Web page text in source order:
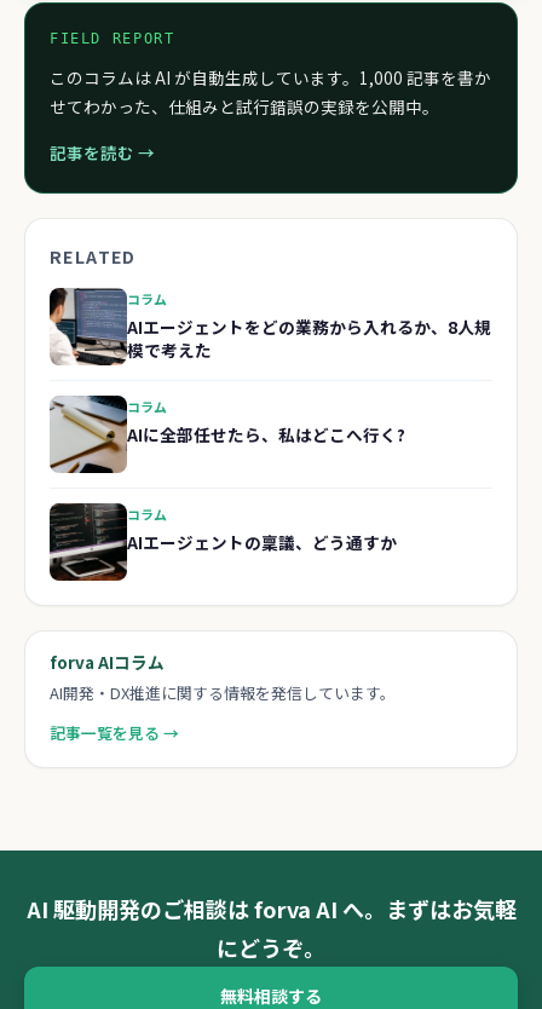
FIELD REPORT
このコラムは AI が自動生成しています。1,000 記事を書か
せてわかった、仕組みと試行錯誤の実録を公開中。
記事を読む →
RELATED
コラム
AIエージェントをどの業務から入れるか、8人規
模で考えた
コラム
AIに全部任せたら、私はどこへ行く?
コラム
AIエージェントの稟議、どう通すか
forva AIコラム
AI開発・DX推進に関する情報を発信しています。
記事一覧を見る →
AI 駆動開発のご相談は forva AI へ。まずはお気軽
にどうぞ。
無料相談する